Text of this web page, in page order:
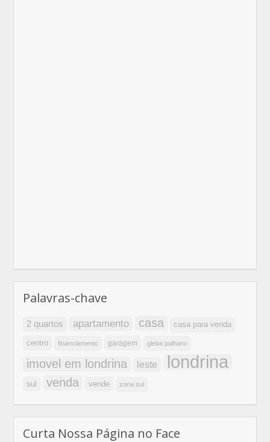
Palavras-chave
2 quartos apartamento casa casa para venda
centro financiamento garagem gleba palhano
imovel em londrina leste londrina
sul venda vende zona sul
Curta Nossa Página no Face